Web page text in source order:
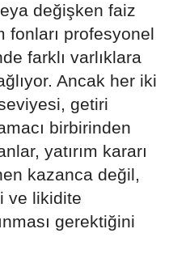
değişken faiz
fonları profesyonel
farklı varlıklara
Ancak her iki
getiri
birbirinden
yatırım kararı
kazanca değil,
ve likidite
gerektiğini